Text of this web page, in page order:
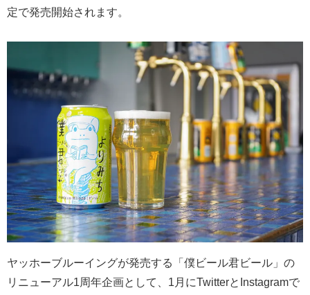
定で発売開始されます。
ヤッホーブルーイングが発売する「僕ビール君ビール」の
リニューアル1周年企画として、1月にTwitterとInstagramで